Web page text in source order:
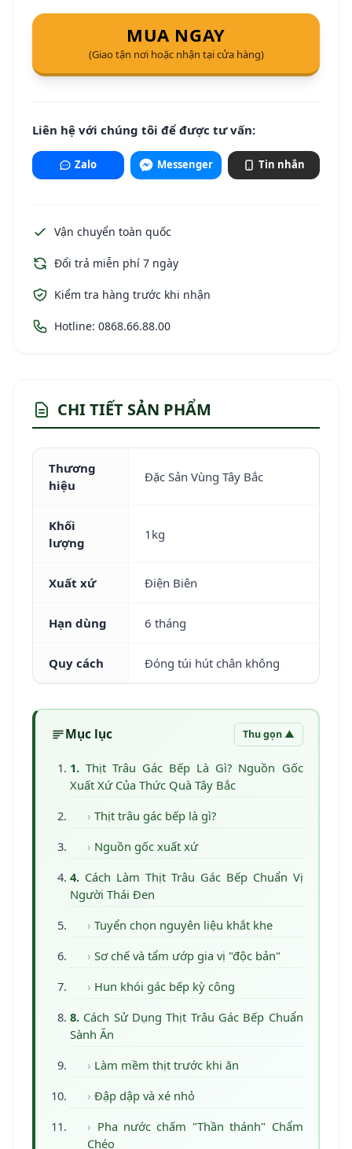
MUA NGAY
(Giao tận nơi hoặc nhận tại cửa hàng)
Liên hệ với chúng tôi để được tư vấn:
Zalo Messenger Tin nhắn
Vận chuyển toàn quốc
Đổi trả miễn phí 7 ngày
Kiểm tra hàng trước khi nhận
Hotline: 0868.66.88.00
CHI TIẾT SẢN PHẨM
Thương
hiệu
Đặc Sản Vùng Tây Bắc
Khối
lượng
1kg
Xuất xứ Điện Biên
Hạn dùng 6 tháng
Quy cách Đóng túi hút chân không
Mục lục Thu gọn ▲
Thịt Trâu Gác Bếp Là Gì? Nguồn Gốc
Xuất Xứ Của Thức Quà Tây Bắc
Thịt trâu gác bếp là gì?
Nguồn gốc xuất xứ
Cách Làm Thịt Trâu Gác Bếp Chuẩn Vị
Người Thái Đen
Tuyển chọn nguyên liệu khắt khe
Sơ chế và tẩm ướp gia vị "độc bản"
Hun khói gác bếp kỳ công
Cách Sử Dụng Thịt Trâu Gác Bếp Chuẩn
Sành Ăn
Làm mềm thịt trước khi ăn
Đập dập và xé nhỏ
Pha nước chấm "Thần thánh" Chẩm
Chéo